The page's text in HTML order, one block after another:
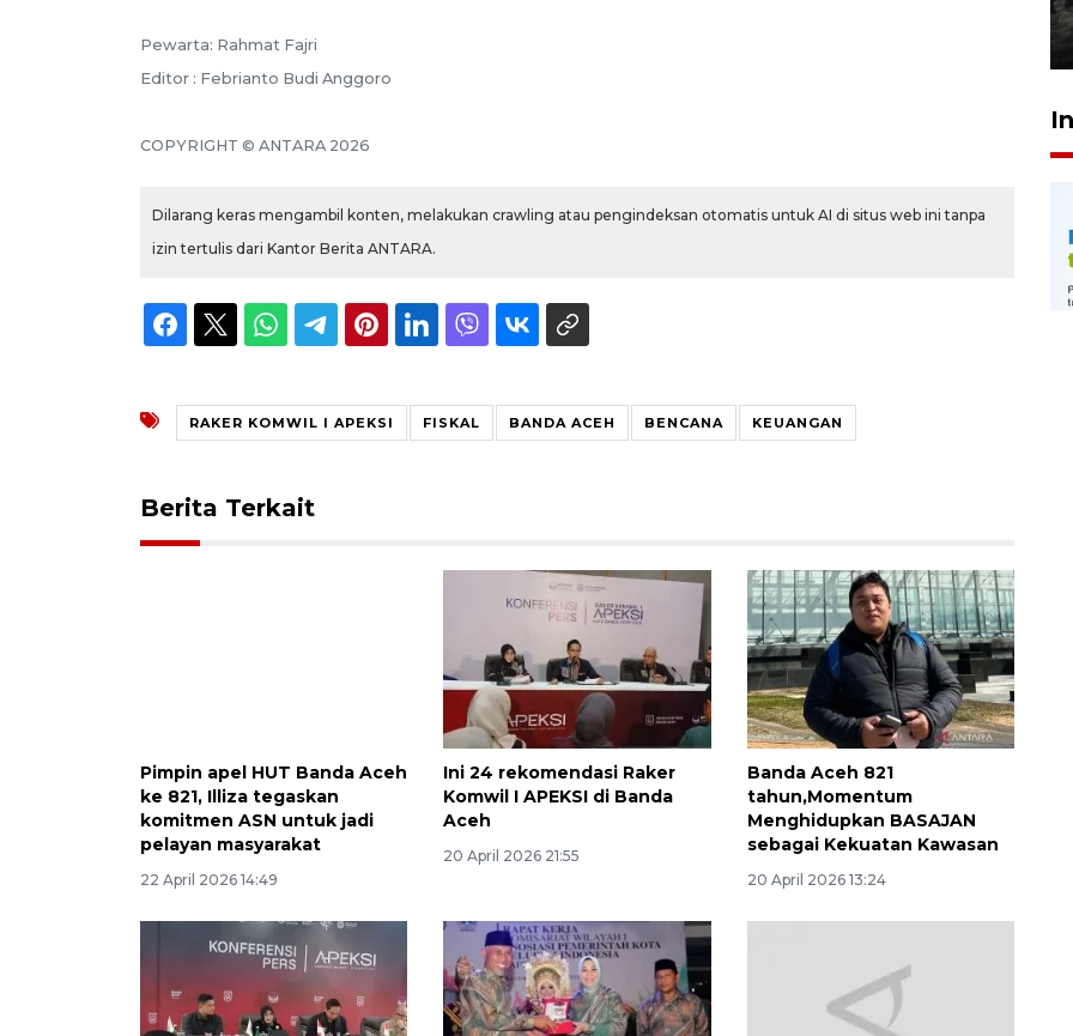
Pewarta: Rahmat Fajri
Editor : Febrianto Budi Anggoro
COPYRIGHT © ANTARA 2026
Dilarang keras mengambil konten, melakukan crawling atau pengindeksan otomatis untuk AI di situs web ini tanpa
izin tertulis dari Kantor Berita ANTARA.
RAKER KOMWIL I APEKSI FISKAL BANDA ACEH BENCANA KEUANGAN
Berita Terkait
Pimpin apel HUT Banda Aceh
ke 821, Illiza tegaskan
komitmen ASN untuk jadi
pelayan masyarakat
22 April 2026 14:49
Ini 24 rekomendasi Raker
Komwil I APEKSI di Banda
Aceh
20 April 2026 21:55
Banda Aceh 821
tahun,Momentum
Menghidupkan BASAJAN
sebagai Kekuatan Kawasan
20 April 2026 13:24
Memberantas kejahatan
jalanan Jakarta
2026-08-05 18:00:00